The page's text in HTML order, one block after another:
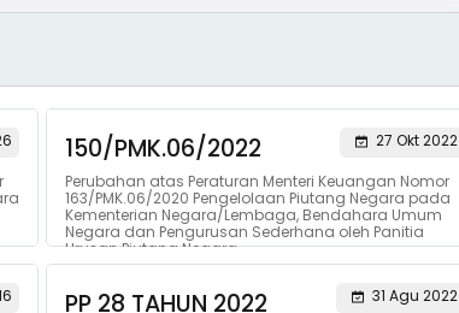
150/PMK.06/2022
27 Okt 2022
Perubahan atas Peraturan Menteri Keuangan Nomor
163/PMK.06/2020 Pengelolaan Piutang Negara pada
Kementerian Negara/Lembaga, Bendahara Umum
Negara dan Pengurusan Sederhana oleh Panitia
Urusan Piutang Negara
PP 28 TAHUN 2022
31 Agu 2022